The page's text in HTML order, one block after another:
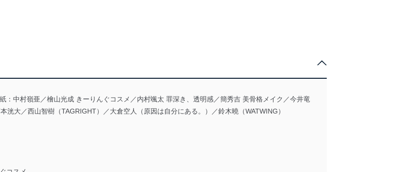
中村嶺亜／檜山光成 きーりんぐコスメ／内村颯太 罪深き、透明感／簡秀吉 美骨格メイク／今井竜
洸大／西山智樹（TAGRIGHT）／大倉空人（原因は自分にある。）／鈴木曉（WATWING）